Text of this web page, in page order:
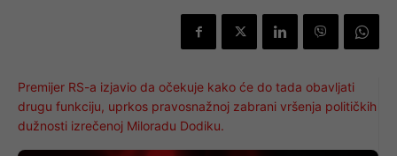
Premijer RS-a izjavio da očekuje kako će do tada obavljati
drugu funkciju, uprkos pravosnažnoj zabrani vršenja političkih
dužnosti izrečenoj Miloradu Dodiku.